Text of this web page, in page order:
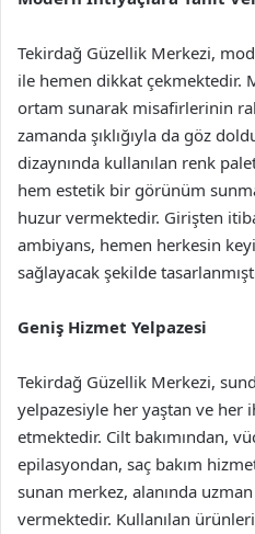
Tekirdağ Güzellik Merkezi,
ile hemen dikkat çekmektedir.
ortam sunarak misafirlerinin
zamanda şıklığıyla da göz
dizaynında kullanılan renk
hem estetik bir görünüm
huzur vermektedir. Girişten
ambiyans, hemen herkesin
sağlayacak şekilde
Geniş Hizmet Yelpazesi
Tekirdağ Güzellik Merkezi,
yelpazesiyle her yaştan ve her
etmektedir. Cilt bakımından,
epilasyondan, saç bakım
sunan merkez, alanında
vermektedir. Kullanılan